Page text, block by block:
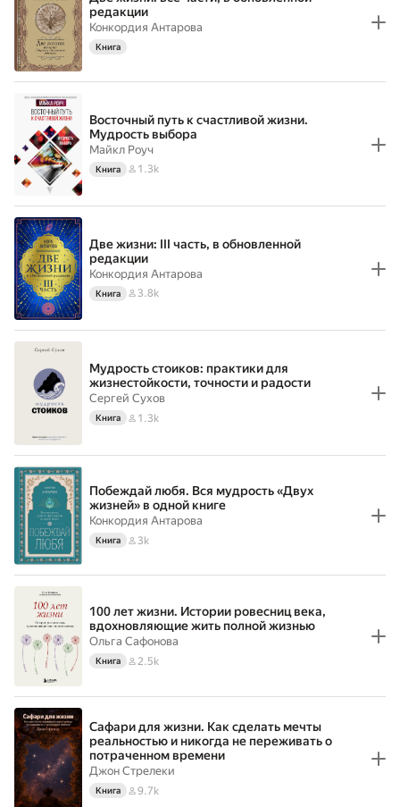
редакции
Конкордия Антарова
Книга
Восточный путь к счастливой жизни.
Мудрость выбора
Майкл Роуч
Книга 1.3k
Две жизни: III часть, в обновленной
редакции
Конкордия Антарова
Книга 3.8k
Мудрость стоиков: практики для
жизнестойкости, точности и радости
Сергей Сухов
Книга 1.3k
Побеждай любя. Вся мудрость «Двух
жизней» в одной книге
Конкордия Антарова
Книга 3k
100 лет жизни. Истории ровесниц века,
вдохновляющие жить полной жизнью
Ольга Сафонова
Книга 2.5k
Сафари для жизни. Как сделать мечты
реальностью и никогда не переживать о
потраченном времени
Джон Стрелеки
Книга 9.7k